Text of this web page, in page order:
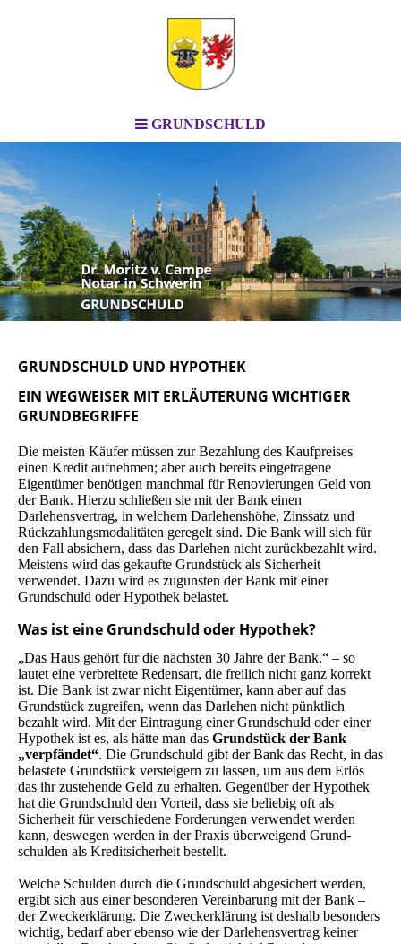
GRUNDSCHULD
GRUNDSCHULD UND HYPOTHEK
EIN WEGWEISER MIT ERLÄUTERUNG WICHTIGER
GRUNDBEGRIFFE
Die meisten Käufer müssen zur Bezahlung des Kaufpreises
einen Kredit aufnehmen; aber auch bereits eingetragene
Eigentümer benötigen manchmal für Renovierungen Geld von
der Bank. Hierzu schließen sie mit der Bank einen
Darlehensvertrag, in welchem Darlehenshöhe, Zinssatz und
Rückzahlungsmodalitäten geregelt sind. Die Bank will sich für
den Fall absichern, dass das Darlehen nicht zurückbezahlt wird.
Meistens wird das gekaufte Grundstück als Sicherheit
verwendet. Dazu wird es zugunsten der Bank mit einer
Grundschuld oder Hypothek belastet.
Was ist eine Grundschuld oder Hypothek?
„Das Haus gehört für die nächsten 30 Jahre der Bank.“ – so
lautet eine verbreitete Redensart, die freilich nicht ganz korrekt
ist. Die Bank ist zwar nicht Eigentümer, kann aber auf das
Grundstück zugreifen, wenn das Darlehen nicht pünktlich
bezahlt wird. Mit der Eintragung einer Grundschuld oder einer
Hypothek ist es, als hätte man das Grundstück der Bank
„verpfändet“. Die Grundschuld gibt der Bank das Recht, in das
belastete Grundstück versteigern zu lassen, um aus dem Erlös
das ihr zustehende Geld zu erhalten. Gegenüber der Hypothek
hat die Grundschuld den Vorteil, dass sie beliebig oft als
Sicherheit für verschiedene Forderungen verwendet werden
kann, deswegen werden in der Praxis überweigend Grund­
schulden als Kreditsicherheit bestellt.
Welche Schulden durch die Grundschuld abgesichert werden,
ergibt sich aus einer besonderen Vereinbarung mit der Bank –
der Zweckerklärung. Die Zweckerklärung ist deshalb besonders
wichtig, bedarf aber ebenso wie der Darlehensvertrag keiner